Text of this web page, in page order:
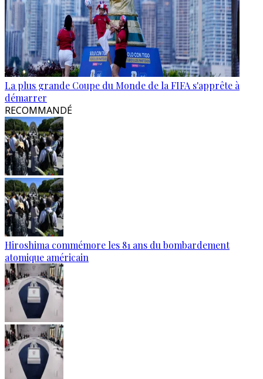
La plus grande Coupe du Monde de la FIFA s'apprête à
démarrer
RECOMMANDÉ
Hiroshima commémore les 81 ans du bombardement
atomique américain